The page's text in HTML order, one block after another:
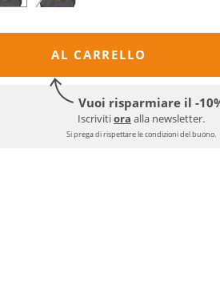
AL CARRELLO
Vuoi risparmiare il -
Iscrivitiora alla newsletter.
Si prega di rispettare le condizioni del buono.